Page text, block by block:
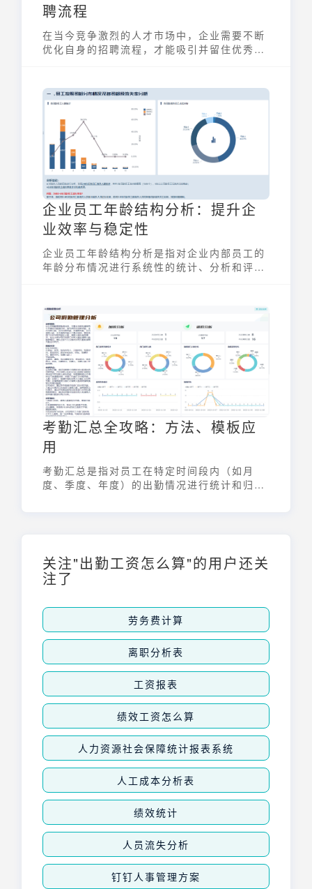
聘流程
在当今竞争激烈的人才市场中，企业需要不断
优化自身的招聘流程，才能吸引并留住优秀人
节，发现瓶颈并进行针对性的改进，从而提高
招聘效率和质量。
企业员工年龄结构分析：提升企
业效率与稳定性
企业员工年龄结构分析是指对企业内部员工的
年龄分布情况进行系统性的统计、分析和评
企业运营、管理和发展的影响。简单来说，就
是摸清企业里各个年龄段员工的占比，以及这
些占比会对企业带来什么影响。
考勤汇总全攻略：方法、模板应
用
考勤汇总是指对员工在特定时间段内（如月
度、季度、年度）的出勤情况进行统计和归纳
合理的考勤制度提供数据支持。
关注"出勤工资怎么算"的用户还关
注了
劳务费计算
离职分析表
工资报表
绩效工资怎么算
人力资源社会保障统计报表系统
人工成本分析表
绩效统计
人员流失分析
钉钉人事管理方案